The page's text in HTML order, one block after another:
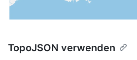
TopoJSON verwenden